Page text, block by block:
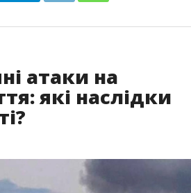
атаки на
які наслідки